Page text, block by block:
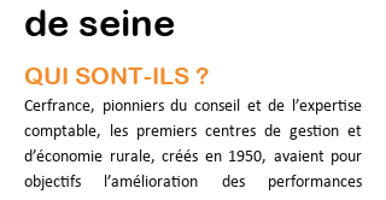
de seine
QUI SONT-ILS ?
Cerfrance, pionniers du conseil et de l’expertise
comptable, les premiers centres de gestion et
d’économie rurale, créés en 1950, avaient pour
objectifs l’amélioration des performances